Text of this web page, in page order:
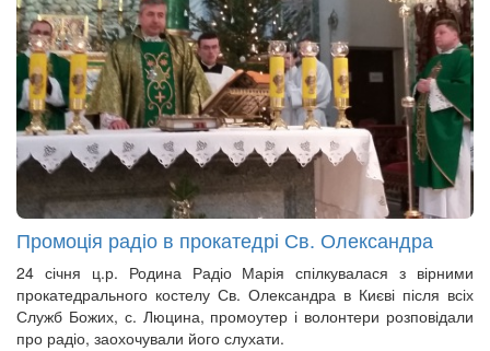
Промоція радіо в прокатедрі Св. Олександра
24 січня ц.р. Родина Радіо Марія спілкувалася з вірними
прокатедрального костелу Св. Олександра в Києві після всіх
Служб Божих, с. Люцина, промоутер і волонтери розповідали
про радіо, заохочували його слухати.